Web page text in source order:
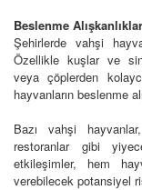
Beslenme
Şehirlerde vahşi
Özellikle kuşlar ve
veya çöplerden
hayvanların beslenme
Bazı vahşi
restoranlar gibi
etkileşimler, hem
verebilecek potansiyel